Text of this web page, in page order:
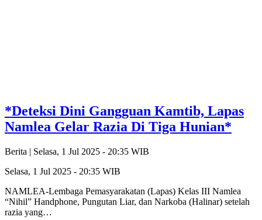
*Deteksi Dini Gangguan Kamtib, Lapas
Namlea Gelar Razia Di Tiga Hunian*
Berita | Selasa, 1 Jul 2025 - 20:35 WIB
Selasa, 1 Jul 2025 - 20:35 WIB
NAMLEA-Lembaga Pemasyarakatan (Lapas) Kelas III Namlea
“Nihil” Handphone, Pungutan Liar, dan Narkoba (Halinar) setelah
razia yang…